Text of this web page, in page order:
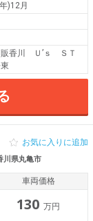
)12月
販香川 Ｕ’ｓ ＳＴ
川県丸亀市
お気に入りに追加
車両価格
130 万円